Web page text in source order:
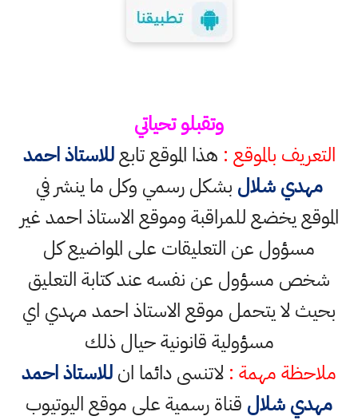
وتقبلو تحياتي
التعريف بالموقع : هذا الموقع تابعللاستاذ احمد
مهدي شلال بشكل رسمي وكل ما ينشر في
الموقع يخضع للمراقبة وموقع الاستاذ احمد غير
مسؤول عن التعليقات على المواضيع كل
شخص مسؤول عن نفسه عند كتابة التعليق
بحيث لا يتحمل موقع الاستاذ احمد مهدي اي
مسؤولية قانونية حيال ذلك
ملاحظة مهمة : لاتنسى دائما انللاستاذ احمد
مهدي شلال قناة رسمية على موقع اليوتيوب